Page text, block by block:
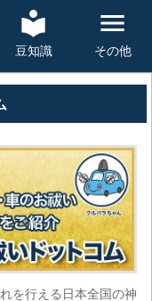
豆知識 その他
を行える日本全国の神